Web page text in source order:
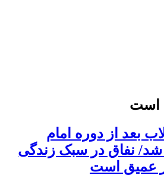
است
بعد از دوره امام
نفاق در سبک زندگی
عمیق است